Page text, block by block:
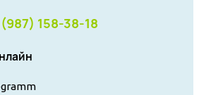
158-38-18